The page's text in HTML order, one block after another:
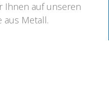
Ihnen auf unseren
aus Metall.